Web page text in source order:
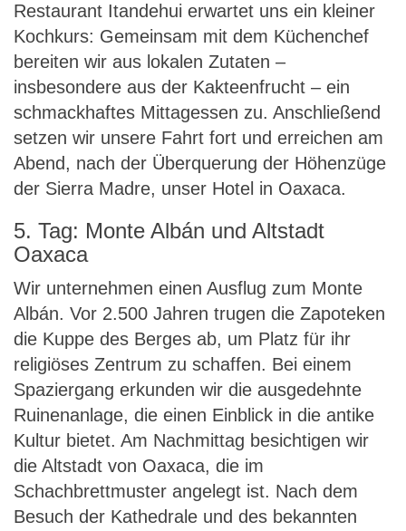
Restaurant Itandehui erwartet uns ein kleiner
Kochkurs: Gemeinsam mit dem Küchenchef
bereiten wir aus lokalen Zutaten –
insbesondere aus der Kakteenfrucht – ein
schmackhaftes Mittagessen zu. Anschließend
setzen wir unsere Fahrt fort und erreichen am
Abend, nach der Überquerung der Höhenzüge
der Sierra Madre, unser Hotel in Oaxaca.
5. Tag: Monte Albán und Altstadt
Oaxaca
Wir unternehmen einen Ausflug zum Monte
Albán. Vor 2.500 Jahren trugen die Zapoteken
die Kuppe des Berges ab, um Platz für ihr
religiöses Zentrum zu schaffen. Bei einem
Spaziergang erkunden wir die ausgedehnte
Ruinenanlage, die einen Einblick in die antike
Kultur bietet. Am Nachmittag besichtigen wir
die Altstadt von Oaxaca, die im
Schachbrettmuster angelegt ist. Nach dem
Besuch der Kathedrale und des bekannten